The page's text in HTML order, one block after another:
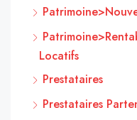
Locatifs
Prestataires
Prestataires